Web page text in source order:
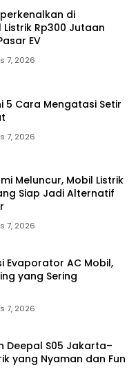
di
Rp300 Jutaan
EV
7, 2026
5 Cara Mengatasi Setir
7, 2026
Meluncur, Mobil Listrik
Siap Jadi Alternatif
7, 2026
Evaporator AC Mobil,
yang Sering
7, 2026
Deepal S05 Jakarta–
yang Nyaman dan Fun